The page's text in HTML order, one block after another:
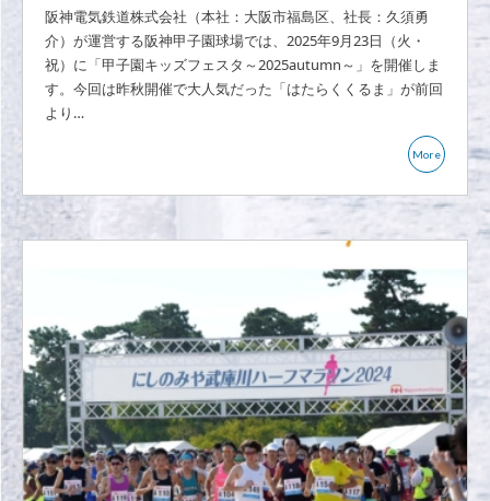
阪神電気鉄道株式会社（本社：大阪市福島区、社長：久須勇
介）が運営する阪神甲子園球場では、2025年9月23日（火・
祝）に「甲子園キッズフェスタ～2025autumn～」を開催しま
す。今回は昨秋開催で大人気だった「はたらくくるま」が前回
より…
More